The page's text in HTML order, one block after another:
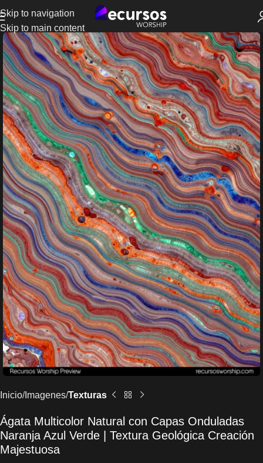
Skip to navigation
Skip to main content
Inicio Imagenes Texturas
Ágata Multicolor Natural con Capas Onduladas
Naranja Azul Verde | Textura Geológica Creación
Majestuosa